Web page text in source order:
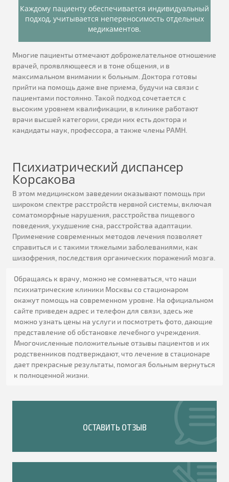
Каждому пациенту обеспечивается индивидуальный
подход, учитывается непереносимость отдельных
медикаментов.
Многие пациенты отмечают доброжелательное отношение
врачей, проявляющееся и в тоне общения, и в
максимальном внимании к больным. Доктора готовы
прийти на помощь даже вне приема, будучи на связи с
пациентами постоянно. Такой подход сочетается с
высоким уровнем квалификации, в клинике работают
врачи высшей категории, среди них есть доктора и
кандидаты наук, профессора, а также члены РАМН.
Психиатрический диспансер
Корсакова
В этом медицинском заведении оказывают помощь при
широком спектре расстройств нервной системы, включая
соматоморфные нарушения, расстройства пищевого
поведения, ухудшение сна, расстройства адаптации.
Применение современных методов лечения позволяет
справиться и с такими тяжелыми заболеваниями, как
шизофрения, последствия органических поражений мозга.
Обращаясь к врачу, можно не сомневаться, что наши
психиатрические клиники Москвы со стационаром
окажут помощь на современном уровне. На официальном
сайте приведен адрес и телефон для связи, здесь же
можно узнать цены на услуги и посмотреть фото, дающие
представление об обстановке лечебного учреждения.
Многочисленные положительные отзывы пациентов и их
родственников подтверждают, что лечение в стационаре
дает прекрасные результаты, помогая больным вернуться
к полноценной жизни.
ОСТАВИТЬ ОТЗЫВ